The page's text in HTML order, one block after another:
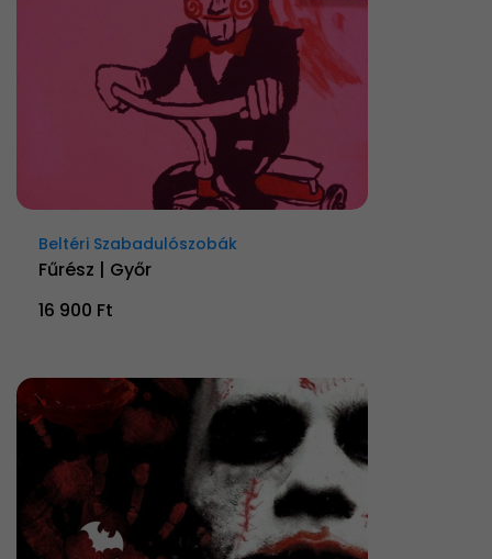
Beltéri Szabadulószobák
Fűrész | Győr
16 900 Ft